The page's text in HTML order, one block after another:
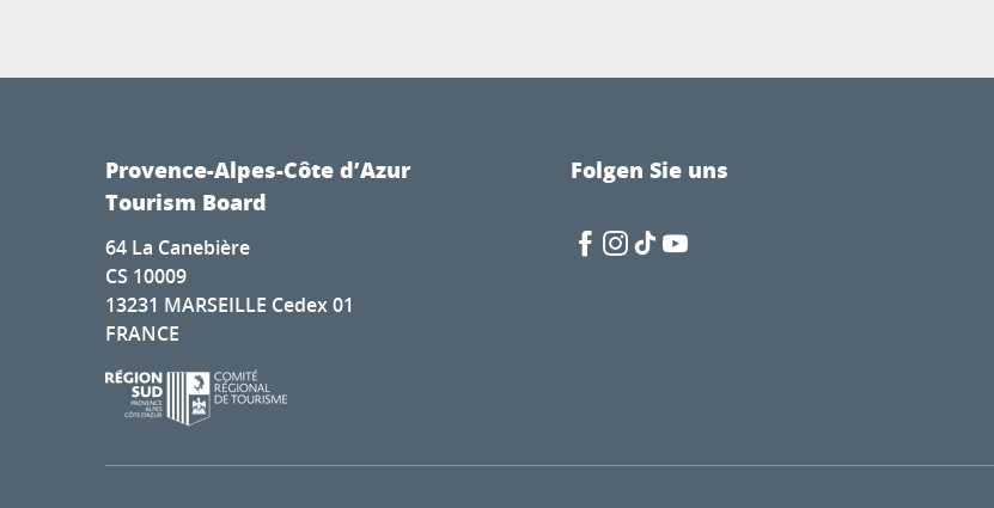
Provence-Alpes-Côte d’Azur
Tourism Board
64 La Canebière
CS 10009
13231 MARSEILLE Cedex 01
FRANCE
Folgen Sie uns